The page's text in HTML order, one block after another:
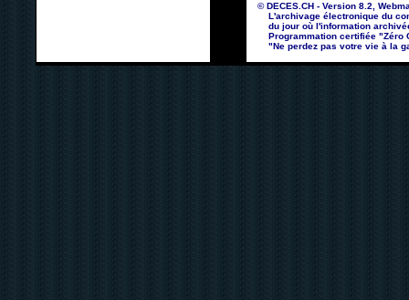
© DECES.CH - Version 8.2,
L'archivage électronique du
du jour où l'information
Programmation certifiée "Zéro
"Ne perdez pas votre vie à la